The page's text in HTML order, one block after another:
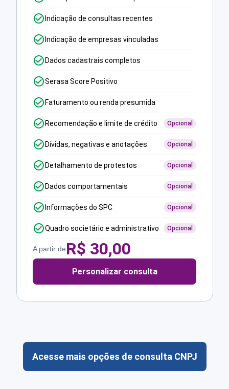
Indicação de consultas recentes
Indicação de empresas vinculadas
Dados cadastrais completos
Serasa Score Positivo
Faturamento ou renda presumida
Recomendação e limite de crédito Opcional
Dívidas, negativas e anotações Opcional
Detalhamento de protestos Opcional
Dados comportamentais Opcional
Informações do SPC Opcional
Quadro societário e administrativo Opcional
A partir deR$ 30,00
Personalizar consulta
Acesse mais opções de consulta CNPJ